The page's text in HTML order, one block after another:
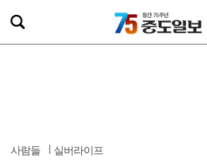
사람들 실버라이프